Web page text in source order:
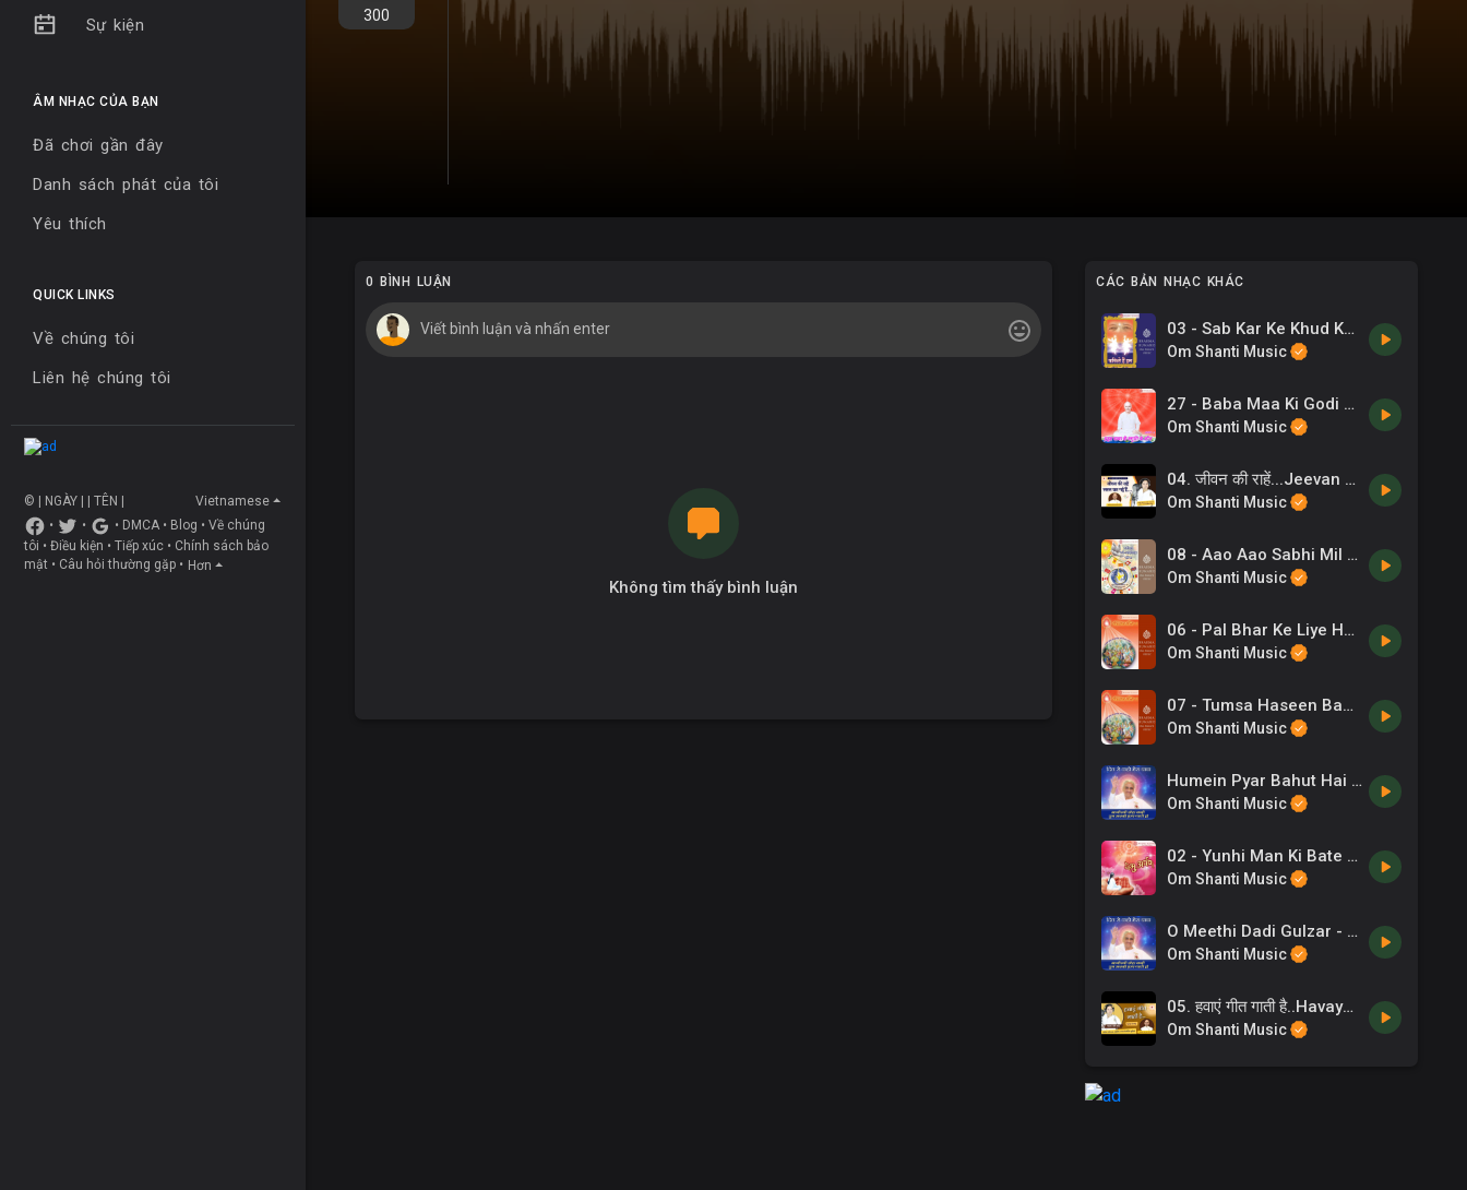
Sự kiện
ÂM NHẠC CỦA BẠN
Đã chơi gần đây
Danh sách phát của tôi
Yêu thích
QUICK LINKS
Về chúng tôi
Liên hệ chúng tôi
© | NGÀY | | TÊN |
Vietnamese
•
• • DMCA • Blog • Về chúng
tôi • Điều kiện • Tiếp xúc • Chính sách bảo
mật • Câu hỏi thường gặp • Hơn
300
0 BÌNH LUẬN
Không tìm thấy bình luận
CÁC BẢN NHẠC KHÁC
03 - Sab Kar Ke Khud Ko Chhipaya -Shail Bhama .mp3
Om Shanti Music
27 - Baba Maa Ki Godi Mein - Meenu Purshottam .mp3
Om Shanti Music
04. जीवन की राहें...Jeevan Ki Rahe lyricist_ BK CA Lalit Inani Singer_ BK Reena Music_Rajesh Jha
Om Shanti Music
08 - Aao Aao Sabhi Mil Ke Nar Nari .mp3
Om Shanti Music
06 - Pal Bhar Ke Liye Hai -Usha Mangeshkar .mp3
Om Shanti Music
07 - Tumsa Haseen Baba -Mahendra Kapoor .mp3
Om Shanti Music
Humein Pyar Bahut Hai Dadi Se - Brahma Kumaris
Om Shanti Music
02 - Yunhi Man Ki Bate Tumse Karu -B K Dr Dilip Nagle .mp3
Om Shanti Music
O Meethi Dadi Gulzar - BK Yug Ratan
Om Shanti Music
05. हवाएं गीत गाती है..Havaye geet gati hai, Lyricist_ BK CA Lalit Inani, Singer_ BK Reena
Om Shanti Music